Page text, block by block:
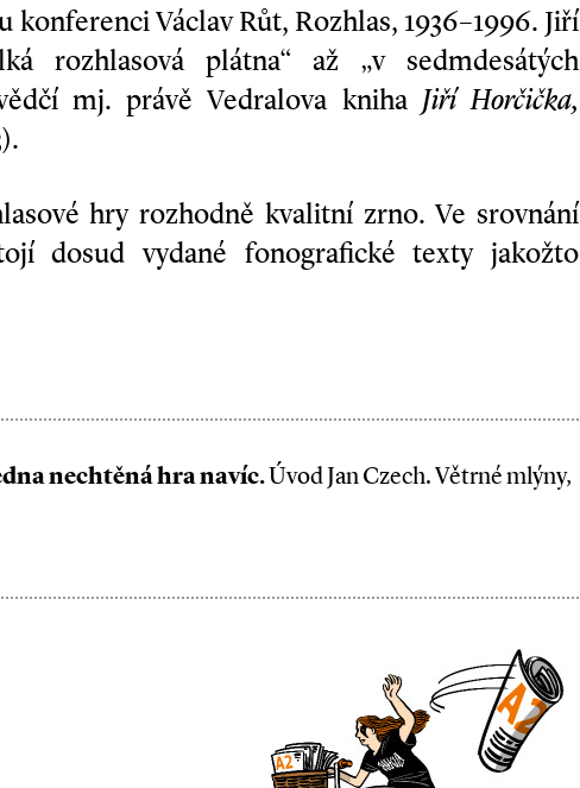
Václav Růt, Rozhlas, 1936–1996. Jiří
rozhlasová plátna“ až „v sedmdesátých
mj. právě Vedralova kniha Jiří Horčička,
hry rozhodně kvalitní zrno. Ve srovnání
dosud vydané fono­grafické texty jakožto
nechtěná hra navíc.Úvod Jan Czech. Větrné mlýny,